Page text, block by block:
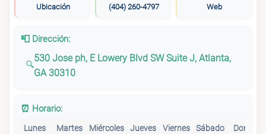
Ubicación (404) 260-4797 Web
📮 Dirección:
530 Jose ph, E Lowery Blvd SW Suite J, Atlanta,
GA 30310
⏰ Horario:
Lunes Martes Miércoles Jueves Viernes Sábado